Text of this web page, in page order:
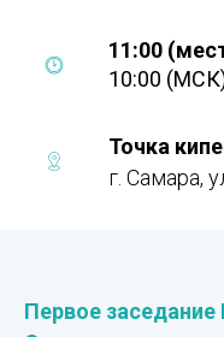
11:00
10:00
Точка
г. Самара,
Первое